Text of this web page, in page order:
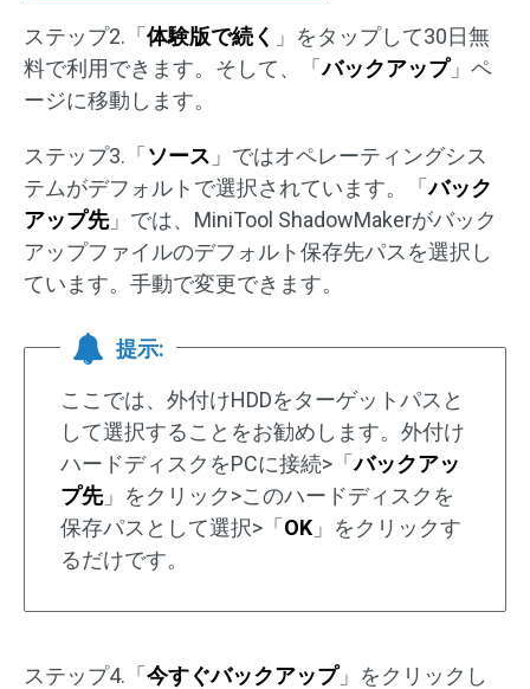
ステップ2.「体験版で続く 」をタップして30日無
料で利用できます。そして、「バックアップ」ペ
ージに移動します。
ステップ3.「ソース 」ではオペレーティングシス
テムがデフォルトで選択されています。「バック
アップ先」では、MiniTool ShadowMakerがバック
アップファイルのデフォルト保存先パスを選択し
ています。手動で変更できます。
提示:
ここでは、外付けHDDをターゲットパスと
して選択することをお勧めします。外付け
ハードディスクをPCに接続>「バックアッ
プ先」をクリック>このハードディスクを
保存パスとして選択>「OK 」をクリックす
るだけです。
ステップ4.「今すぐバックアップ」をクリックし